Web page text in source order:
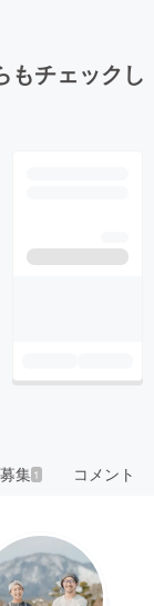
もチェックし
集 1 コメント